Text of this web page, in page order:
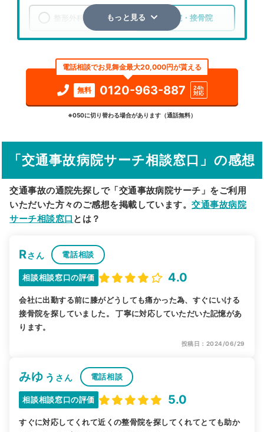
整形外科 整骨院・接骨院
検索する
詳細条件で絞り込む
駅から探す 院名から探す
もっと見る
電話相談でお見舞金最大20,000円が貰える
無料 0120-963-887
24h
対応
※050に切り替わる場合があります（通話無料）
「交通事故病院サーチ相談窓口」の感想
交通事故の通院先探しで「交通事故病院サーチ」をご利用
いただいた方々のご感想を掲載しています。交通事故病院
サーチ相談窓口 とは？
Rさん 電話相談
相談相談窓口の評価 4.0
会社に出勤する前に膝がどうしても痛かった為、すぐにいける
接骨院を探していました。 丁寧に対応していただいた記憶があ
ります。
投稿日：2024/06/29
みゆぅ さん 電話相談
相談相談窓口の評価 5.0
すぐに対応してくれて近くの整骨院を探してくれてとても助か